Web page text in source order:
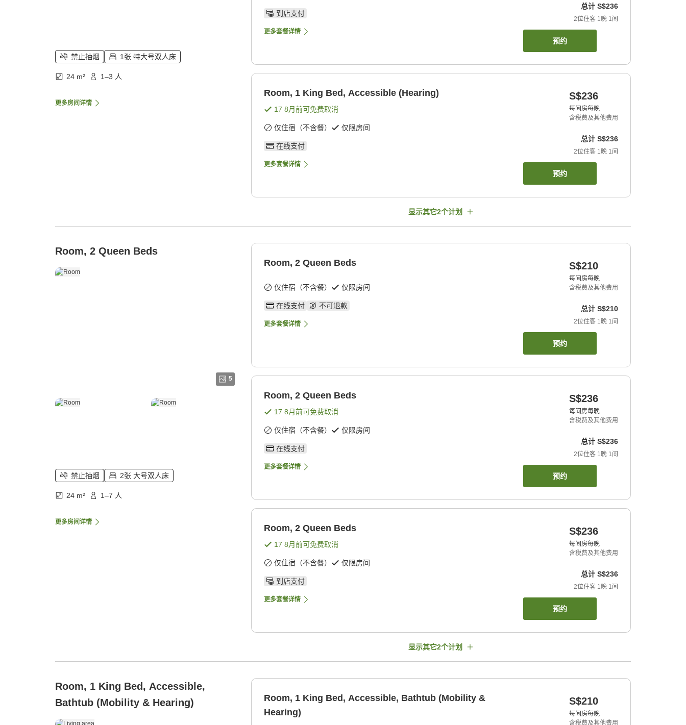
禁止抽烟 1张 特大号双人床
24 m² 1–3 人
更多房间详情
到店支付
更多套餐详情
总计 S$236
2位住客 1晚 1间
预约
Room, 1 King Bed, Accessible (Hearing)
17 8月前可免费取消
仅住宿（不含餐） 仅限房间
在线支付
更多套餐详情
S$236
每间房每晚
含税费及其他费用
总计 S$236
2位住客 1晚 1间
预约
显示其它2个计划
Room, 2 Queen Beds
5
禁止抽烟 2张 大号双人床
24 m² 1–7 人
更多房间详情
Room, 2 Queen Beds
仅住宿（不含餐） 仅限房间
在线支付 不可退款
更多套餐详情
S$210
每间房每晚
含税费及其他费用
总计 S$210
2位住客 1晚 1间
预约
Room, 2 Queen Beds
17 8月前可免费取消
仅住宿（不含餐） 仅限房间
在线支付
更多套餐详情
S$236
每间房每晚
含税费及其他费用
总计 S$236
2位住客 1晚 1间
预约
Room, 2 Queen Beds
17 8月前可免费取消
仅住宿（不含餐） 仅限房间
到店支付
更多套餐详情
S$236
每间房每晚
含税费及其他费用
总计 S$236
2位住客 1晚 1间
预约
显示其它2个计划
Room, 1 King Bed, Accessible,
Bathtub (Mobility & Hearing)
Room, 1 King Bed, Accessible, Bathtub (Mobility &
Hearing)
S$210
每间房每晚
含税费及其他费用